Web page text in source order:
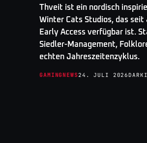
Thveit ist ein nordisch
Winter Cats Studios, das
Early Access verfügbar ist.
Siedler-Management,
echten Jahreszeitenzyklus.
GAMINGNEWS24. JULI 2026